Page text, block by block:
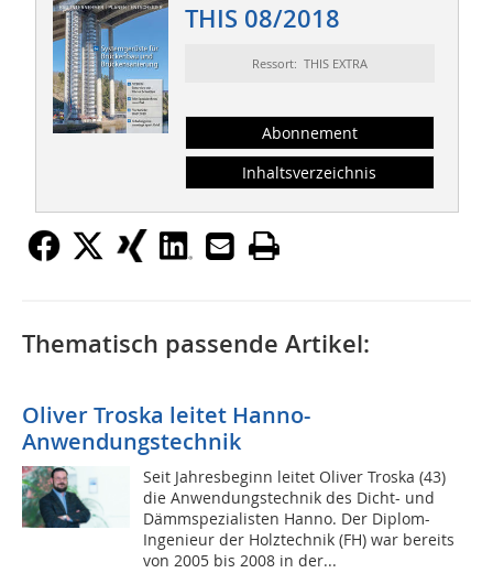
THIS 08/2018
Ressort: THIS EXTRA
Abonnement
Inhaltsverzeichnis
Thematisch passende Artikel:
Oliver Troska leitet Hanno-
Anwendungstechnik
Seit Jahresbeginn leitet Oliver Troska (43)
die Anwendungstechnik des Dicht- und
Dämmspezialisten Hanno. Der Diplom-
Ingenieur der Holztechnik (FH) war bereits
von 2005 bis 2008 in der...